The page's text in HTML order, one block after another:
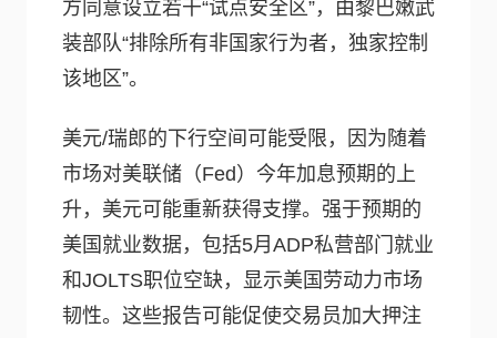
方同意设立若干“试点安全区”，由黎巴嫩武
装部队“排除所有非国家行为者，独家控制
该地区”。
美元/瑞郎的下行空间可能受限，因为随着
市场对美联储（Fed）今年加息预期的上
升，美元可能重新获得支撑。强于预期的
美国就业数据，包括5月ADP私营部门就业
和JOLTS职位空缺，显示美国劳动力市场
韧性。这些报告可能促使交易员加大押注